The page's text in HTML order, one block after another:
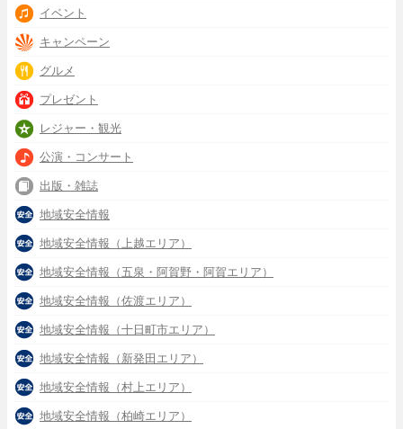
イベント
キャンペーン
グルメ
プレゼント
レジャー・観光
公演・コンサート
出版・雑誌
地域安全情報
地域安全情報（上越エリア）
地域安全情報（五泉・阿賀野・阿賀エリア）
地域安全情報（佐渡エリア）
地域安全情報（十日町市エリア）
地域安全情報（新発田エリア）
地域安全情報（村上エリア）
地域安全情報（柏崎エリア）